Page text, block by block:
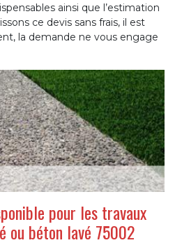
ainsi que l’estimation
ce devis sans frais, il est
la demande ne vous engage
pour les travaux
ou béton lavé 75002